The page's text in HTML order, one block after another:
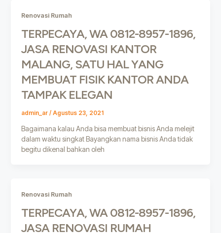
Renovasi Rumah
TERPECAYA, WA 0812-8957-1896,
JASA RENOVASI KANTOR
MALANG, SATU HAL YANG
MEMBUAT FISIK KANTOR ANDA
TAMPAK ELEGAN
admin_ar / Agustus 23, 2021
Bagaimana kalau Anda bisa membuat bisnis Anda melejit
dalam waktu singkat Bayangkan nama bisnis Anda tidak
begitu dikenal bahkan oleh
Renovasi Rumah
TERPECAYA, WA 0812-8957-1896,
JASA RENOVASI RUMAH